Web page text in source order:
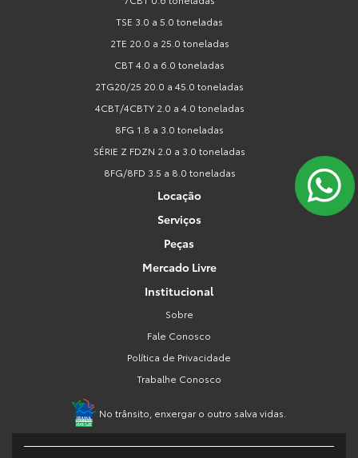
TSE 3.0 a 5.0 toneladas
2TE 20.0 a 25.0 toneladas
CBT 4.0 a 6.0 toneladas
2TG20/25 20.0 a 45.0 toneladas
4CBT/4CBTY 2.0 a 4.0 toneladas
8FG 1.8 a 3.0 toneladas
SÉRIE Z FDZN 2.0 a 3.0 toneladas
8FG/8FD 3.5 a 8.0 toneladas
Locação
Serviços
Peças
Mercado Livre
Institucional
Sobre
Fale Conosco
Política de Privacidade
Trabalhe Conosco
No trânsito, enxergar o outro salva vidas.